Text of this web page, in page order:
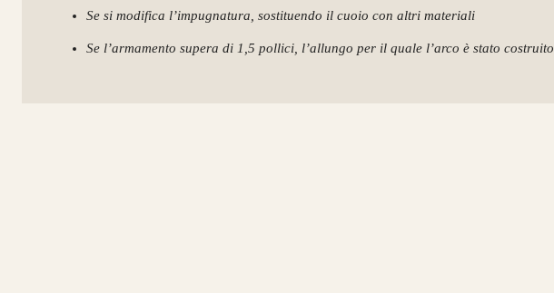
Se si modifica l’impugnatura, sostituendo il cuoio con altri materiali
Se l’armamento supera di 1,5 pollici, l’allungo per il quale l’arco è stato costruito